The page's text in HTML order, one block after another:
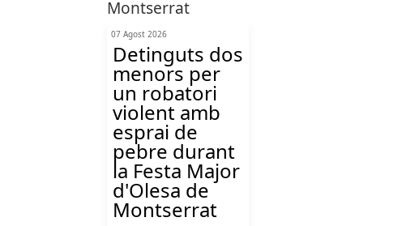
07 Agost 2026
Detinguts dos
menors per
un robatori
violent amb
esprai de
pebre durant
la Festa Major
d'Olesa de
Montserrat